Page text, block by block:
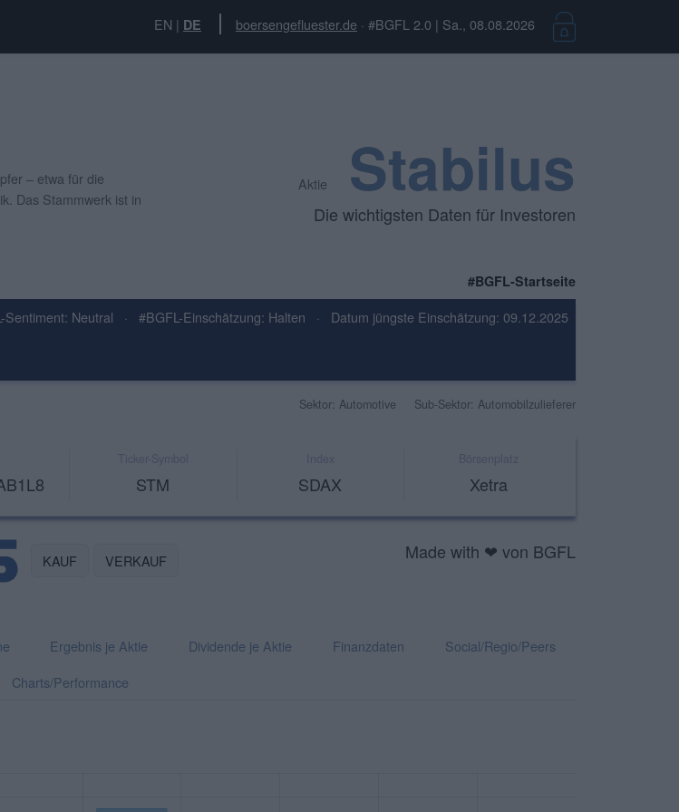
EN | DE boersengefluester.de · #BGFL 2.0 | Sa., 08.08.2026
– etwa für die
Das Stammwerk ist in
Aktie Stabilus
Die wichtigsten Daten für Investoren
#BGFL-Startseite
Sentiment: Neutral · #BGFL-Einschätzung: Halten · Datum jüngste Einschätzung: 09.12.2025
Sektor: Automotive Sub-Sektor: Automobilzulieferer
Ticker-Symbol
STM
Index
SDAX
Börsenplatz
Xetra
KAUF VERKAUF Made with ❤ von BGFL
Ergebnis je Aktie Dividende je Aktie Finanzdaten
Social/Regio/Peers
Charts/Performance